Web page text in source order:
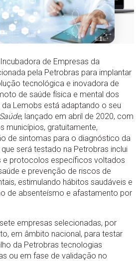
de Empresas da
pela Petrobras para implantar
tecnológica e inovadora de
de saúde física e mental dos
Lemobs está adaptando o seu
, lançado em abril de 2020, com
municípios, gratuitamente,
de sintomas para o diagnóstico da
será testado na Petrobras inclui
e protocolos específicos voltados
e prevenção de riscos de
estimulando hábitos saudáveis e
de absenteísmo e afastamento por
empresas selecionadas, por
em âmbito nacional, para testar
da Petrobras tecnologias
ou em fase de validação no